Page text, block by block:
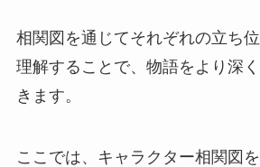
相関図を通じてそれぞれの立ち
理解することで、物語をより深
きます。
ここでは、キャラクター相関図